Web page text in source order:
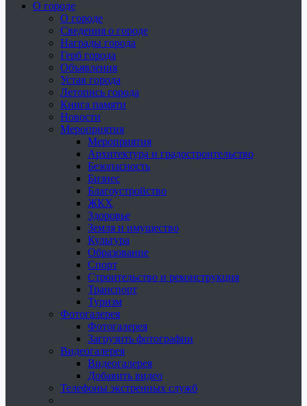
О городе
О городе
Сведения о городе
Награды города
Герб города
Объявления
Устав города
Летопись города
Книга памяти
Новости
Мероприятия
Мероприятия
Архитектура и градостроительство
Безопасность
Бизнес
Благоустройство
ЖКХ
Здоровье
Земля и имущество
Культура
Образование
Спорт
Строительство и реконструкция
Транспорт
Туризм
Фотогалерея
Фотогалерея
Загрузить фотографии
Видеогалерея
Видеогалерея
Добавить видео
Телефоны экстренных служб